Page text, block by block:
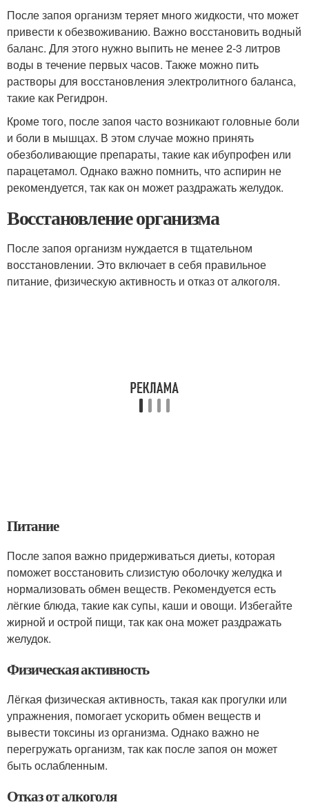
После запоя организм теряет много жидкости, что может
привести к обезвоживанию. Важно восстановить водный
баланс. Для этого нужно выпить не менее 2-3 литров
воды в течение первых часов. Также можно пить
растворы для восстановления электролитного баланса,
такие как Регидрон.
Кроме того, после запоя часто возникают головные боли
и боли в мышцах. В этом случае можно принять
обезболивающие препараты, такие как ибупрофен или
парацетамол. Однако важно помнить, что аспирин не
рекомендуется, так как он может раздражать желудок.
Восстановление организма
После запоя организм нуждается в тщательном
восстановлении. Это включает в себя правильное
питание, физическую активность и отказ от алкоголя.
Питание
После запоя важно придерживаться диеты, которая
поможет восстановить слизистую оболочку желудка и
нормализовать обмен веществ. Рекомендуется есть
лёгкие блюда, такие как супы, каши и овощи. Избегайте
жирной и острой пищи, так как она может раздражать
желудок.
Физическая активность
Лёгкая физическая активность, такая как прогулки или
упражнения, помогает ускорить обмен веществ и
вывести токсины из организма. Однако важно не
перегружать организм, так как после запоя он может
быть ослабленным.
Отказ от алкоголя